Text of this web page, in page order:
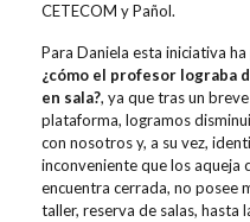
CETECOM y Pañol.
Para Daniela esta iniciativa
¿cómo el profesor lograba
en sala?, ya que tras un
plataforma, logramos
con nosotros y, a su vez,
inconveniente que los aqueja
encuentra cerrada, no posee
taller, reserva de salas, hasta